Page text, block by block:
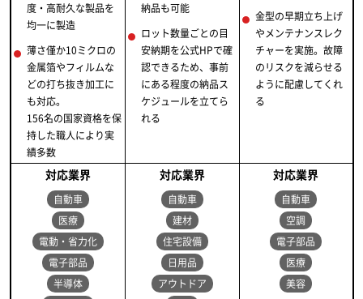
度・高耐久な製品を
均一に製造
薄さ僅か10ミクロの
金属箔やフィルムな
どの打ち抜き加工に
も対応。
156名の国家資格を保
持した職人により実
績多数
納品も可能
ロット数量ごとの目
安納期を公式HPで確
認できるため、事前
にある程度の納品ス
ケジュールを立てら
れる
金型の早期立ち上げ
やメンテナンスレク
チャーを実施。故障
のリスクを減らせる
ように配慮してくれ
る
対応業界
自動車
医療
電動・省力化
電子部品
半導体
対応業界
自動車
建材
住宅設備
日用品
アウトドア
対応業界
自動車
空調
電子部品
医療
美容